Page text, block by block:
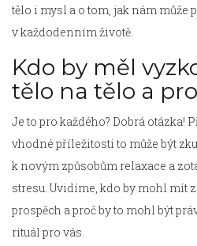
tělo i mysl a o tom, jak nám může
v každodenním životě.
Kdo by měl
tělo na tělo a
Je to pro každého? Dobrá otázka!
vhodné příležitosti to může být
k novým způsobům relaxace a
stresu. Uvidíme, kdo by mohl mít
prospěch a proč by to mohl být
rituál pro vás.